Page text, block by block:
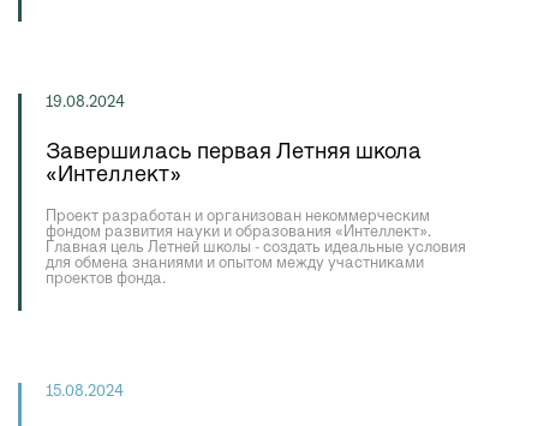
19.08.2024
Завершилась первая Летняя школа
«Интеллект»
Проект разработан и организован некоммерческим
фондом развития науки и образования «Интеллект».
Главная цель Летней школы - создать идеальные условия
для обмена знаниями и опытом между участниками
проектов фонда.
15.08.2024